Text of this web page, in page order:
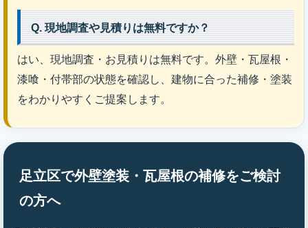
Q. 現地調査や見積りは無料ですか？
はい、現地調査・お見積りは無料です。外壁・瓦屋根・
漆喰・付帯部の状態を確認し、建物に合った補修・塗装
をわかりやすくご提案します。
足立区で外壁塗装・瓦屋根の補修をご検討
の方へ